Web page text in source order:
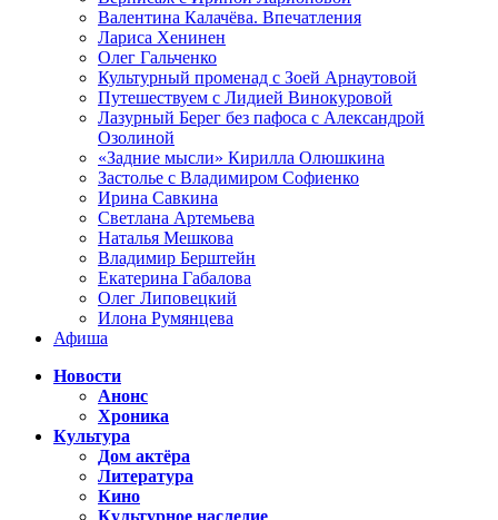
Валентина Калачёва. Впечатления
Лариса Хенинен
Олег Гальченко
Культурный променад с Зоей Арнаутовой
Путешествуем с Лидией Винокуровой
Лазурный Берег без пафоса с Александрой
Озолиной
«Задние мысли» Кирилла Олюшкина
Застолье с Владимиром Софиенко
Ирина Савкина
Светлана Артемьева
Наталья Мешкова
Владимир Берштейн
Екатерина Габалова
Олег Липовецкий
Илона Румянцева
Афиша
Новости
Анонс
Хроника
Культура
Дом актёра
Литература
Кино